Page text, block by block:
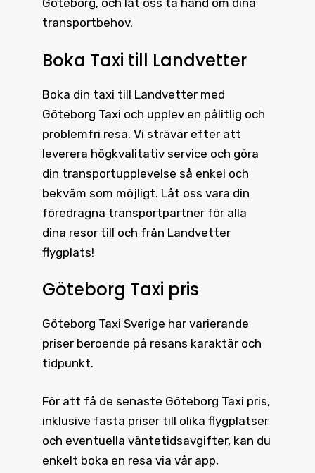
Göteborg, och låt oss ta hand om dina
transportbehov.
Boka Taxi till Landvetter
Boka din taxi till Landvetter med
Göteborg Taxi och upplev en pålitlig och
problemfri resa. Vi strävar efter att
leverera högkvalitativ service och göra
din transportupplevelse så enkel och
bekväm som möjligt. Låt oss vara din
föredragna transportpartner för alla
dina resor till och från Landvetter
flygplats!
Göteborg Taxi pris
Göteborg Taxi Sverige har varierande
priser beroende på resans karaktär och
tidpunkt.
För att få de senaste Göteborg Taxi pris,
inklusive fasta priser till olika flygplatser
och eventuella väntetidsavgifter, kan du
enkelt boka en resa via vår app,